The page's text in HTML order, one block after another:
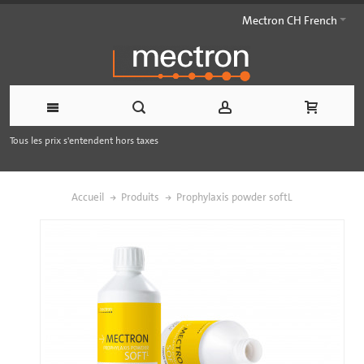
Mectron CH French
Tous les prix s'entendent hors taxes
Accueil Produits Prophylaxis powder softL